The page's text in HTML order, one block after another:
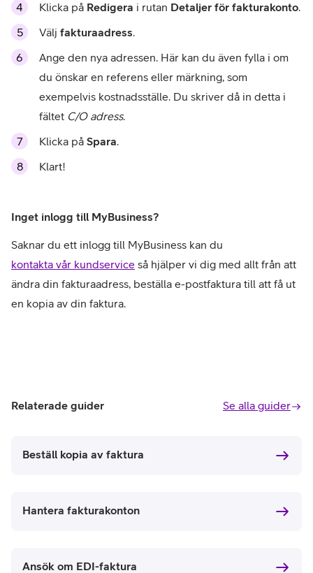
Klicka på Redigera i rutan Detaljer för fakturakonto.
Välj fakturaadress.
Ange den nya adressen. Här kan du även fylla i om
du önskar en referens eller märkning, som
exempelvis kostnadsställe. Du skriver då in detta i
fältet C/O adress.
Klicka på Spara.
Klart!
Inget inlogg till MyBusiness?
Saknar du ett inlogg till MyBusiness kan du
kontakta vår kundservice så hjälper vi dig med allt från att
ändra din fakturaadress, beställa e-postfaktura till att få ut
en kopia av din faktura.
Relaterade guider Se alla guider
Beställ kopia av faktura
Hantera fakturakonton
Ansök om EDI-faktura